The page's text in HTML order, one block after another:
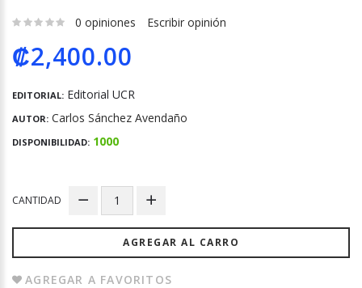
0 opiniones Escribir opinión
₡2,400.00
EDITORIAL: Editorial UCR
AUTOR: Carlos Sánchez Avendaño
DISPONIBILIDAD: 1000
CANTIDAD
AGREGAR AL CARRO
AGREGAR A FAVORITOS